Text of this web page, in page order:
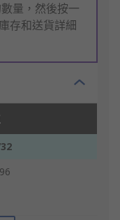
量，然後按一
存和送貨詳細